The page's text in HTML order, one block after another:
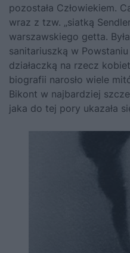
pozostała Człowiekiem.
wraz z tzw. „siatką
warszawskiego getta.
sanitariuszką w
działaczką na rzecz
biografii narosło wiele
Bikont w najbardziej
jaka do tej pory ukazała